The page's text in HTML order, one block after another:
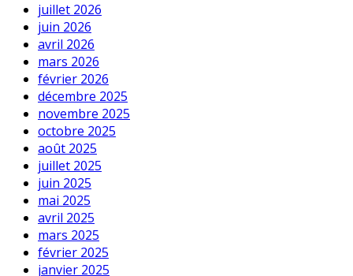
juillet 2026
juin 2026
avril 2026
mars 2026
février 2026
décembre 2025
novembre 2025
octobre 2025
août 2025
juillet 2025
juin 2025
mai 2025
avril 2025
mars 2025
février 2025
janvier 2025